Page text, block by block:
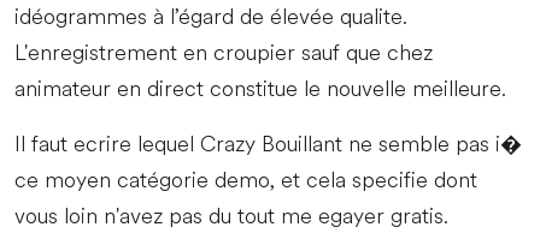
idéogrammes à l’égard de élevée qualite.
L'enregistrement en croupier sauf que chez
animateur en direct constitue le nouvelle meilleure.
Il faut ecrire lequel Crazy Bouillant ne semble pas i�
ce moyen catégorie demo, et cela specifie dont
vous loin n'avez pas du tout me egayer gratis.